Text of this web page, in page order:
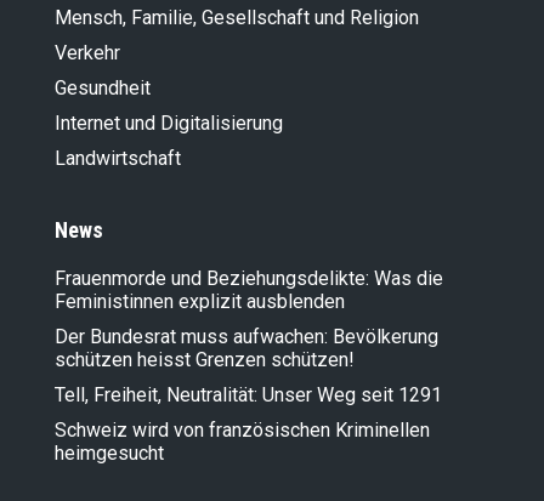
Mensch, Familie, Gesellschaft und Religion
Verkehr
Gesundheit
Internet und Digitalisierung
Landwirt­schaft
News
Frauenmorde und Beziehungsdelikte: Was die
Feministinnen explizit ausblenden
Der Bundesrat muss aufwachen: Bevölkerung
schützen heisst Grenzen schützen!
Tell, Freiheit, Neutralität: Unser Weg seit 1291
Schweiz wird von französischen Kriminellen
heimgesucht